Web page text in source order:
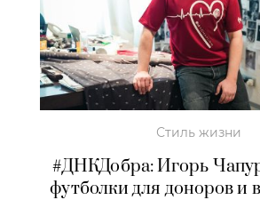
Стиль жизни
#ДНКДобра: Игорь
футболки для доноров и